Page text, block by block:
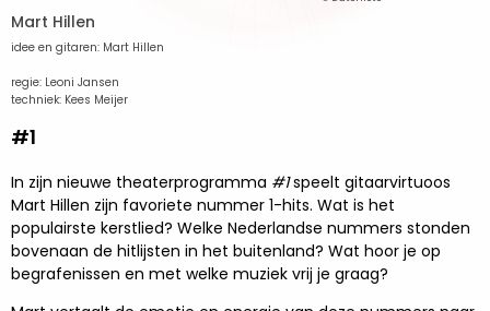
Mart Hillen
idee en gitaren: Mart Hillen
regie: Leoni Jansen
techniek: Kees Meijer
#1
In zijn nieuwe theaterprogramma #1speelt gitaarvirtuoos
Mart Hillen zijn favoriete nummer 1-hits. Wat is het
populairste kerstlied? Welke Nederlandse nummers stonden
bovenaan de hitlijsten in het buitenland? Wat hoor je op
begrafenissen en met welke muziek vrij je graag?